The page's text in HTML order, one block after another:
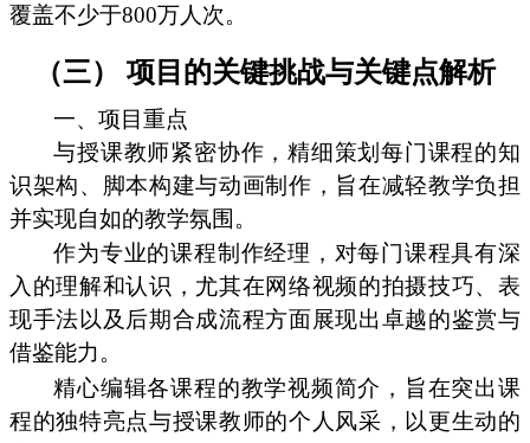
覆盖不少于800万人次。
（三） 项目的关键挑战与关键点解析
一、项目重点
与授课教师紧密协作，精细策划每门课程的知
识架构、脚本构建与动画制作，旨在减轻教学负担
并实现自如的教学氛围。
作为专业的课程制作经理，对每门课程具有深
入的理解和认识，尤其在网络视频的拍摄技巧、表
现手法以及后期合成流程方面展现出卓越的鉴赏与
借鉴能力。
精心编辑各课程的教学视频简介，旨在突出课
程的独特亮点与授课教师的个人风采，以更生动的